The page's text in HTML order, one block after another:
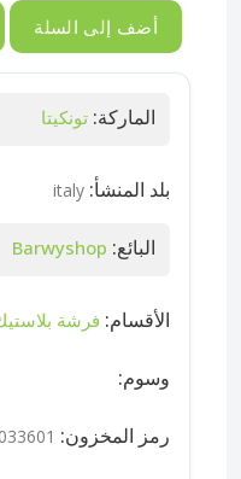
أضف إلى السلة
الماركة: تونكيتا
بلد المنشأ: italy
البائع: Barwyshop
الأقسام: فرشة
وسوم:
رمز المخزون: 033601